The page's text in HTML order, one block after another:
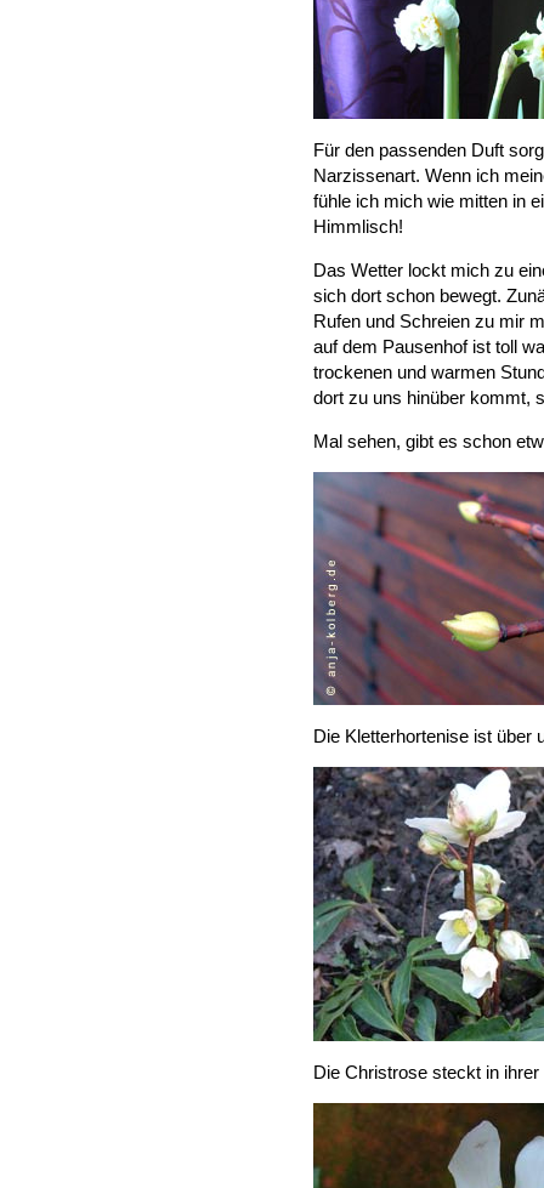
Für den passenden Duft
Narzissenart. Wenn ich
fühle ich mich wie mitten in
Himmlisch!
Das Wetter lockt mich zu
sich dort schon bewegt.
Rufen und Schreien zu mir
auf dem Pausenhof ist toll
trockenen und warmen
dort zu uns hinüber kommt,
Mal sehen, gibt es schon
Die Kletterhortenise ist über
Die Christrose steckt in